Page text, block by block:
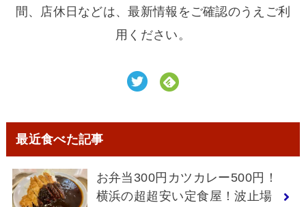
間、店休日などは、最新情報をご確認のうえご利
用ください。
最近食べた記事
お弁当300円カツカレー500円！
横浜の超超安い定食屋！波止場